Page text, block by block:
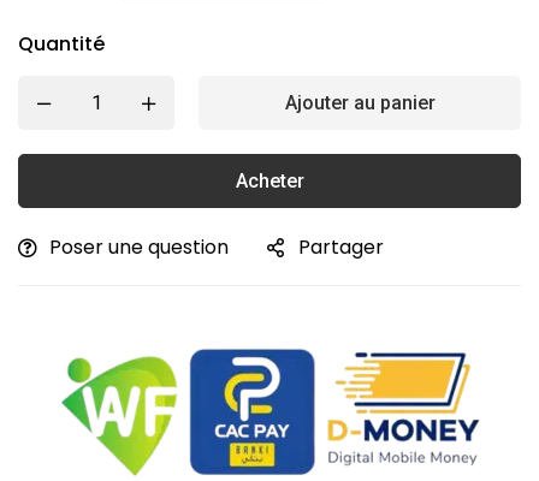
Quantité
Ajouter au panier
Acheter
Poser une question Partager